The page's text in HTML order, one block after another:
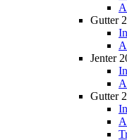
Gutter
Jenter
Gutter